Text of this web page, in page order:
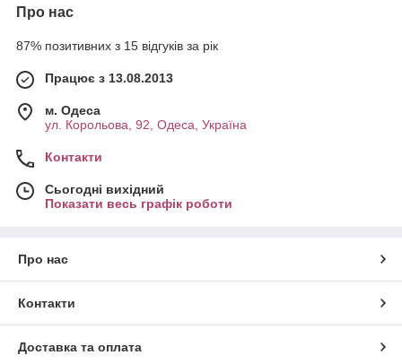
Про нас
87% позитивних з 15 відгуків за рік
Працює з 13.08.2013
м. Одеса
ул. Корольова, 92, Одеса, Україна
Контакти
Сьогодні вихідний
Показати весь графік роботи
Про нас
Контакти
Доставка та оплата